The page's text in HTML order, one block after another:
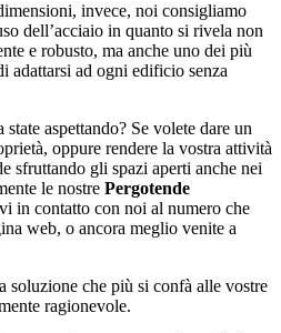
invece, noi consigliamo
dell’acciaio in quanto si rivela non
e robusto, ma anche uno dei più
adattarsi ad ogni edificio senza
aspettando? Se volete dare un
oppure rendere la vostra attività
sfruttando gli spazi aperti anche nei
le nostre Pergotende
in contatto con noi al numero che
web, o ancora meglio venite a
soluzione che più si confà alle vostre
ragionevole.